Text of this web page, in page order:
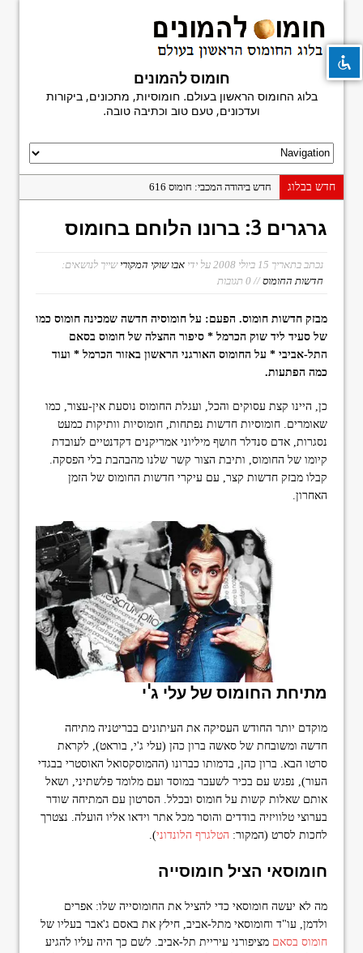
השבת את ההבזקים
settings צבע רקע
zoom_out זום (הקטנה)
remove_circle_outline הקטנת גופן
הגדלת גופן
brightness_high ניגודיות בהירה
ניגודיות כהה
format_underlined הוסף קו תחתון לקישורים
font_download סמן קישורים
ל
פ
ס
כ
ל
ה
א
פ
ש
ר
י
ו
ת
cached
חומוס להמונים
בלוג החומוס הראשון בעולם. חומוסיות, מתכונים, ביקורות
ועדכונים, טעם טוב וכתיבה טובה.
חדש בבלוג
חדש ביהודה המכבי: חומוס 616
חומוס מגן דוד
היסטוריה בפיתה: פלאפל נעים, בני ברק
חומוס חמודי: הפתעה על יהודה הלוי
חומוס פלורנטין
גרגרים 3: ברונו הלוחם בחומוס
נכתב בתאריך 15 ביולי 2008 על ידי אבו שוקי המקורי שייך לנושאים:
חדשות החומוס// 0 תגובות
מבזק חדשות חומוס. הפעם: על חומוסיה חדשה שמכינה חומוס כמו
של סעיד ליד שוק הכרמל * סיפור ההצלה של חומוס בסאם
התל-אביבי * על החומוס האורגני הראשון באזור הכרמל * ועוד
כמה הפתעות.
כן, היינו קצת עסוקים והכל, ועגלת החומוס נוסעת אין-עצור, כמו
שאומרים. חומוסיות חדשות נפתחות, חומוסיות וותיקות כמעט
נסגרות, אדם סנדלר חושף מיליוני אמריקנים דקדנטיים לעובדת
קיומו של החומוס, ותיבת הצור קשר שלנו מהבהבת בלי הפסקה.
קבלו מבזק חדשות קצר, עם עיקרי חדשות החומוס של הזמן
האחרון.
מתיחת החומוס של עלי ג'י
מוקדם יותר החודש העסיקה את העיתונים בבריטניה מתיחה
חדשה ומשובחת של סאשה ברון כהן (עלי ג'י, בוראט), לקראת
סרטו הבא. ברון כהן, בדמותו כברונו (ההמוסקסואל האוסטרי בבגדי
העור), נפגש עם בכיר לשעבר במוסד ועם מלומד פלשתיני, ושאל
אותם שאלות קשות על חומוס ובכלל. הסרטון עם המתיחה שודר
בערוצי טלוויזיה בודדים והוסר מכל אתר וידאו אליו הועלה. נצטרך
לחכות לסרט (המקור: הטלגרף הלונדוני).
חומוסאי הציל חומוסייה
מה לא יעשה חומוסאי כדי להציל את החומוסייה שלו: אפרים
ולדמן, עו"ד וחומוסאי מתל-אביב, חילץ את באסם ג'אבר בעליו של
חומוס בסאם מציפורני עיריית תל-אביב. לשם כך היה עליו להגיע